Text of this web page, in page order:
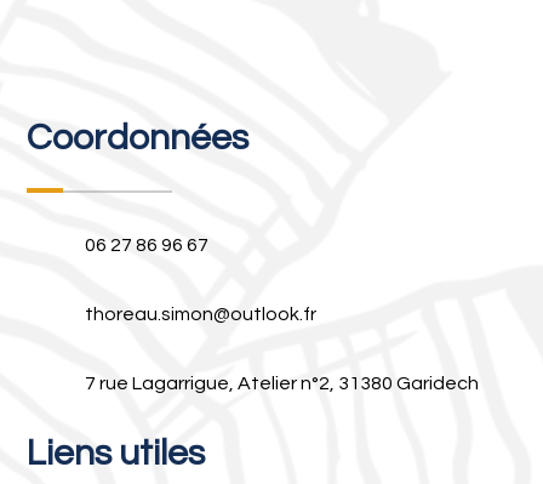
Coordonnées
06 27 86 96 67
thoreau.simon@outlook.fr
7 rue Lagarrigue, Atelier n°2, 31380 Garidech
Liens utiles